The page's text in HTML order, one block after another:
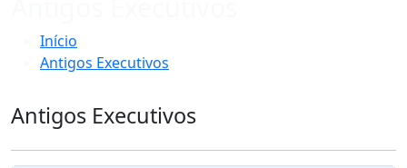
Início
Antigos Executivos
Antigos Executivos